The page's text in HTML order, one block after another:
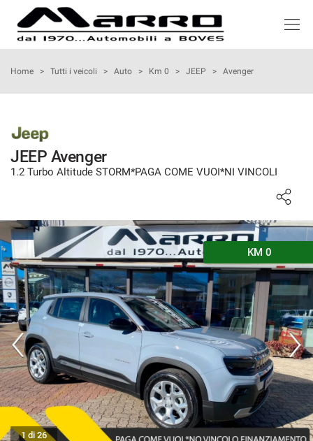
HOME
ASSISTENZA
SERVIZI
RECENSIONI
CONTATTI
NEWS
AREA COMMERCIANTI
Home > Tutti i veicoli > Auto > Km 0 > JEEP > Avenger
JEEP Avenger
1.2 Turbo Altitude STORM*PAGA COME VUOI*NI VINCOLI
KM 0
1 di 26